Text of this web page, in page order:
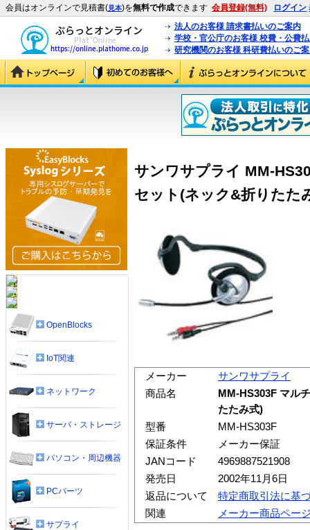
会員はオンラインで見積書(見本)を無料で作成できます 会員登録(無料) ログイン
法人のお客様 請求書払いのご案内
学校・官公庁のお客様 校費・公費
研究機関のお客様 科研費払いのご
サンワサプライ MM-
セット(ネック&折りたた
メーカー
サンワサプライ
商品名
MM-HS303F マル
たたみ式)
型番
MM-HS303F
保証条件
メーカー保証
JANコード
4969887521908
発売日
2002年11月6日
返品について
特定商取引法に基
関連
メーカー商品ペー
OpenBlocks
IoT関連
ネットワーク
サーバ・ストレージ
パソコン・周辺機器
PCパーツ
サプライ